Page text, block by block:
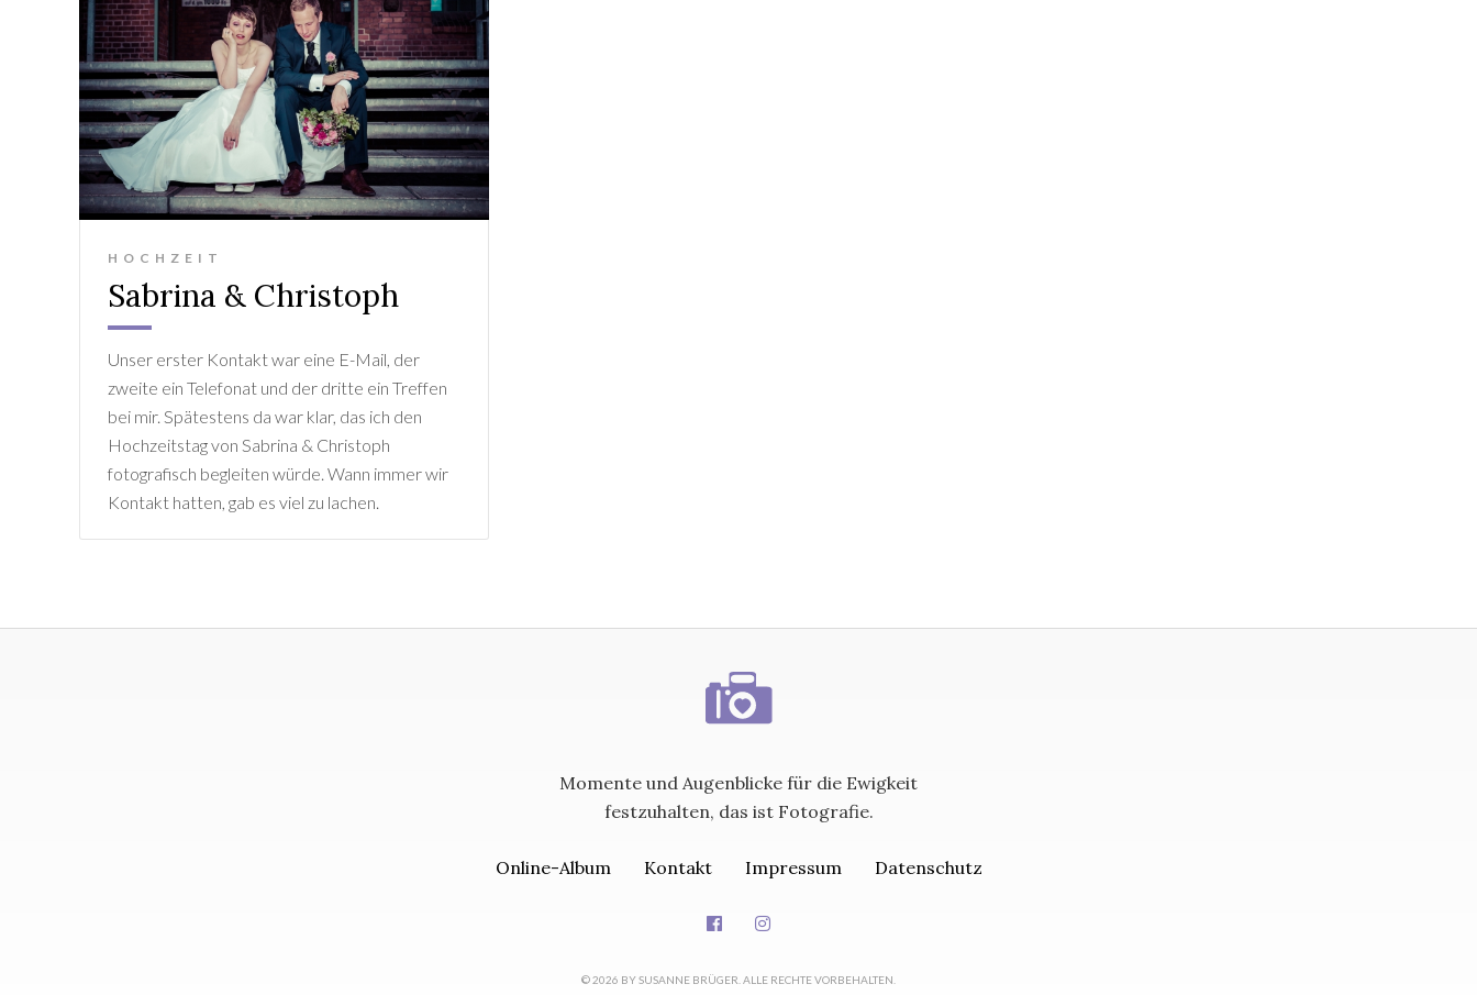
HOCHZEIT
Sabrina & Christoph
Unser erster Kontakt war eine E-Mail, der
zweite ein Telefonat und der dritte ein Treffen
bei mir. Spätestens da war klar, das ich den
Hochzeitstag von Sabrina & Christoph
fotografisch begleiten würde. Wann immer wir
Kontakt hatten, gab es viel zu lachen.
Momente und Augenblicke für die Ewigkeit
festzuhalten, das ist Fotografie.
Online-Album Kontakt Impressum Datenschutz
© 2026 BY SUSANNE BRÜGER. ALLE RECHTE VORBEHALTEN.